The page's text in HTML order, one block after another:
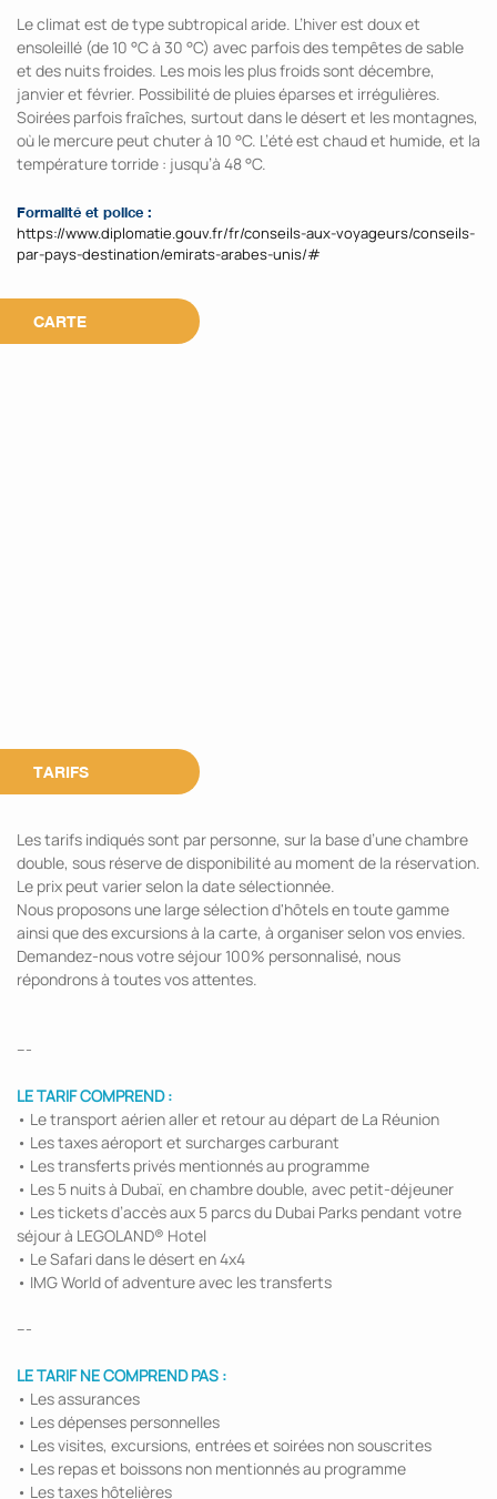
Le climat est de type subtropical aride. L’hiver est doux et
ensoleillé (de 10 °C à 30 °C) avec parfois des tempêtes de sable
et des nuits froides. Les mois les plus froids sont décembre,
janvier et février. Possibilité de pluies éparses et irrégulières.
Soirées parfois fraîches, surtout dans le désert et les montagnes,
où le mercure peut chuter à 10 °C. L’été est chaud et humide, et la
température torride : jusqu’à 48 °C.
Formalité et police :
https://www.diplomatie.gouv.fr/fr/conseils-aux-voyageurs/conseils-
par-pays-destination/emirats-arabes-unis/#
CARTE
TARIFS
Les tarifs indiqués sont par personne, sur la base d’une chambre
double, sous réserve de disponibilité au moment de la réservation.
Le prix peut varier selon la date sélectionnée.
Nous proposons une large sélection d'hôtels en toute gamme
ainsi que des excursions à la carte, à organiser selon vos envies.
Demandez-nous votre séjour 100% personnalisé, nous
répondrons à toutes vos attentes.
---
LE TARIF COMPREND :
• Le transport aérien aller et retour au départ de La Réunion
• Les taxes aéroport et surcharges carburant
• Les transferts privés mentionnés au programme
• Les 5 nuits à Dubaï, en chambre double, avec petit-déjeuner
• Les tickets d’accès aux 5 parcs du Dubai Parks pendant votre
séjour à LEGOLAND® Hotel
• Le Safari dans le désert en 4x4
• IMG World of adventure avec les transferts
---
LE TARIF NE COMPREND PAS :
• Les assurances
• Les dépenses personnelles
• Les visites, excursions, entrées et soirées non souscrites
• Les repas et boissons non mentionnés au programme
• Les taxes hôtelières